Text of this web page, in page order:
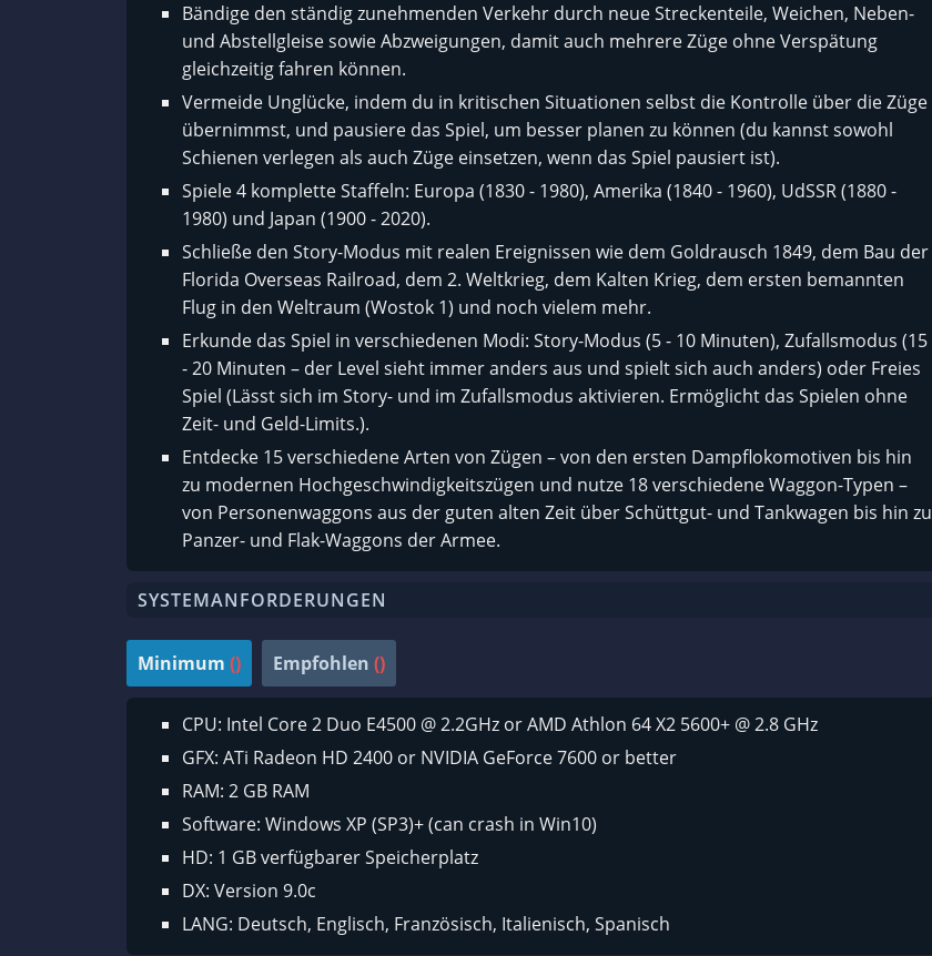
Bändige den ständig zunehmenden Verkehr durch neue Streckenteile, Weichen, Neben-
und Abstellgleise sowie Abzweigungen, damit auch mehrere Züge ohne Verspätung
gleichzeitig fahren können.
Vermeide Unglücke, indem du in kritischen Situationen selbst die Kontrolle über die Züge
übernimmst, und pausiere das Spiel, um besser planen zu können (du kannst sowohl
Schienen verlegen als auch Züge einsetzen, wenn das Spiel pausiert ist).
Spiele 4 komplette Staffeln: Europa (1830 - 1980), Amerika (1840 - 1960), UdSSR (1880 -
1980) und Japan (1900 - 2020).
Schließe den Story-Modus mit realen Ereignissen wie dem Goldrausch 1849, dem Bau der
Florida Overseas Railroad, dem 2. Weltkrieg, dem Kalten Krieg, dem ersten bemannten
Flug in den Weltraum (Wostok 1) und noch vielem mehr.
Erkunde das Spiel in verschiedenen Modi: Story-Modus (5 - 10 Minuten), Zufallsmodus (15
- 20 Minuten – der Level sieht immer anders aus und spielt sich auch anders) oder Freies
Spiel (Lässt sich im Story- und im Zufallsmodus aktivieren. Ermöglicht das Spielen ohne
Zeit- und Geld-Limits.).
Entdecke 15 verschiedene Arten von Zügen – von den ersten Dampflokomotiven bis hin
zu modernen Hochgeschwindigkeitszügen und nutze 18 verschiedene Waggon-Typen –
von Personenwaggons aus der guten alten Zeit über Schüttgut- und Tankwagen bis hin zu
Panzer- und Flak-Waggons der Armee.
SYSTEMANFORDERUNGEN
Minimum () Empfohlen ()
CPU: Intel Core 2 Duo E4500 @ 2.2GHz or AMD Athlon 64 X2 5600+ @ 2.8 GHz
GFX: ATi Radeon HD 2400 or NVIDIA GeForce 7600 or better
RAM: 2 GB RAM
Software: Windows XP (SP3)+ (can crash in Win10)
HD: 1 GB verfügbarer Speicherplatz
DX: Version 9.0c
LANG: Deutsch, Englisch, Französisch, Italienisch, Spanisch